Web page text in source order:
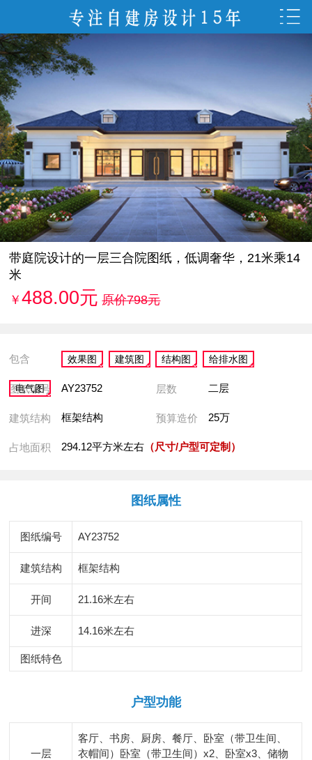
带庭院设计的一层三合院图纸，低调奢华，21米乘14
米
￥488.00元 原价798元
包含 效果图 建筑图 结构图 给排水图
电气图
图纸编号 AY23752 层数 二层
建筑结构 框架结构 预算造价 25万
占地面积 294.12平方米左右 （尺寸/户型可定制）
图纸属性
图纸编号 AY23752
建筑结构 框架结构
开间 21.16米左右
进深 14.16米左右
图纸特色
户型功能
一层
客厅、书房、厨房、餐厅、卧室（带卫生间、
衣帽间）卧室（带卫生间）x2、卧室x3、储物